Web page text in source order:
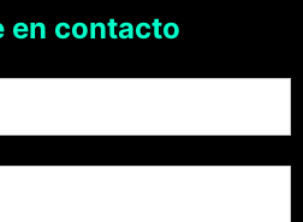
en contacto